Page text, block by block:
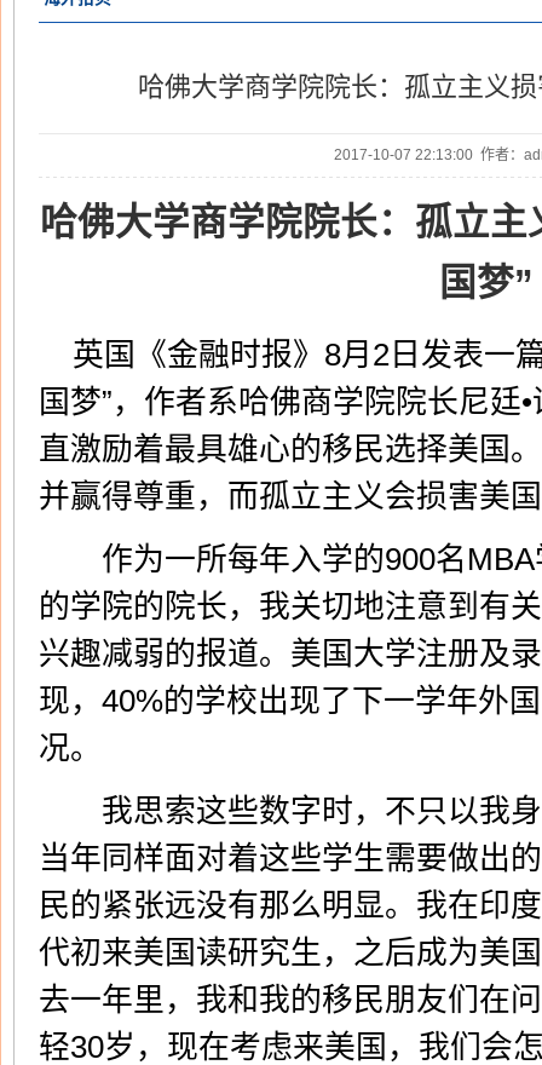
哈佛大学商学院院长：孤立主义
2017-10-07 22:13:00 作者：
哈佛大学商学院院长：孤立
国梦”
英国《金融时报》8月2日发表一
国梦”，作者系哈佛商学院院长尼廷
直激励着最具雄心的移民选择美国
并赢得尊重，而孤立主义会损害美
作为一所每年入学的900名MBA
的学院的院长，我关切地注意到有
兴趣减弱的报道。美国大学注册及
现，40%的学校出现了下一学年外
况。
我思索这些数字时，不只以我身
当年同样面对着这些学生需要做出
民的紧张远没有那么明显。我在印
代初来美国读研究生，之后成为美
去一年里，我和我的移民朋友们在
轻30岁，现在考虑来美国，我们会